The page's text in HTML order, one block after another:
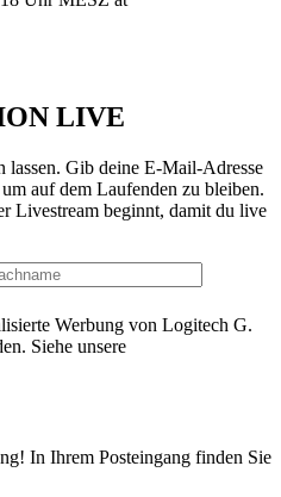
LIVE
lassen. Gib deine E-Mail-Adresse
um auf dem Laufenden zu bleiben.
Livestream beginnt, damit du live
Werbung von Logitech G.
Siehe unsere
In Ihrem Posteingang finden Sie